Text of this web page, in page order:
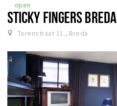
open
STICKY FINGERS BREDA
Torenstraat 11 , Breda